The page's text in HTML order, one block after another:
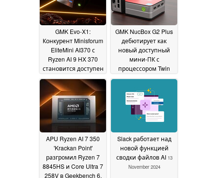
GMK Evo-X1:
Конкурент Minisforum
EliteMini AI370 с
Ryzen AI 9 HX 370
становится доступен
для
предварительного
заказа23 December 2024
GMK NucBox G2 Plus
дебютирует как
новый доступный
мини-ПК с
процессором Twin
Lake18 December 2024
APU Ryzen AI 7 350
'Krackan Point'
разгромил Ryzen 7
8845HS и Core Ultra 7
258V в Geekbench 6,
Slack работает над
новой функцией
сводки файлов AI 13
November 2024